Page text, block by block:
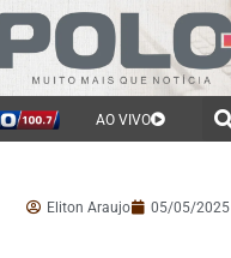
AO VIVO
Eliton Araujo 05/05/2025